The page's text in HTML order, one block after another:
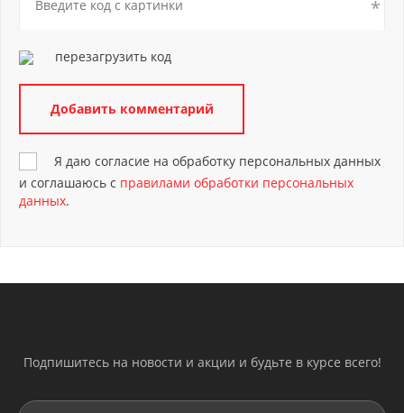
перезагрузить код
Я даю согласие на обработку персональных данных
и соглашаюсь с правилами обработки персональных
данных.
Подпишитесь на новости и акции и будьте в курсе всего!